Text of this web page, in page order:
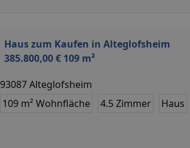
Haus zum Kaufen in Alteglofsheim
385.800,00 € 109 m²
93087 Alteglofsheim
109 m² Wohnfläche
4.5 Zimmer Haus